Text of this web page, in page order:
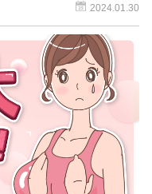
2024.01.30